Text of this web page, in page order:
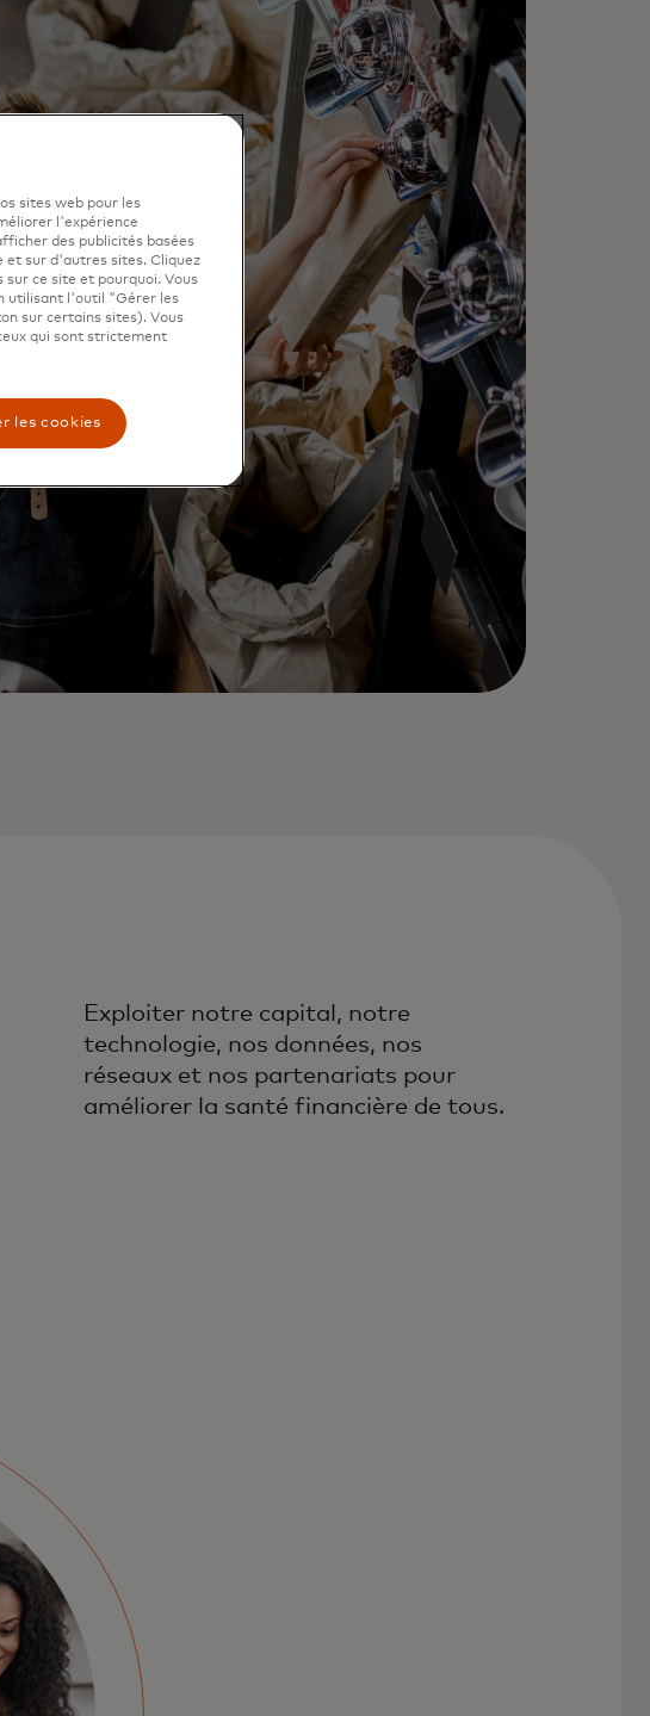
Exploiter notre capital, notre
technologie, nos données, nos
réseaux et nos partenariats pour
améliorer la santé financière de tous.
sites web pour les
l'expérience
des publicités basées
et sur d'autres sites. Cliquez
sur ce site et pourquoi. Vous
utilisant l'outil "Gérer les
sur certains sites). Vous
qui sont strictement
les cookies